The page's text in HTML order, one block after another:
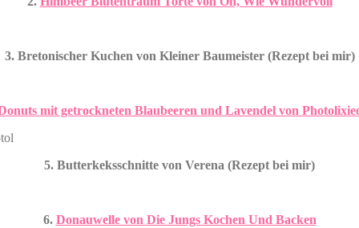
3. Bretonischer Kuchen von Kleiner Baumeister (Rezept bei mir)
mit getrockneten Blaubeeren und Lavendel von
5. Butterkeksschnitte von Verena (Rezept bei mir)
6. Donauwelle von Die Jungs Kochen Und Backen